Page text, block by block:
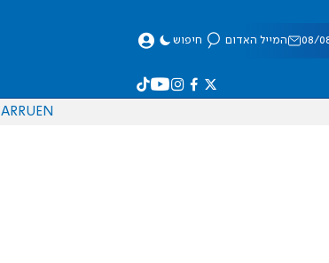
המייל האדום חיפוש
EN
RU
AR